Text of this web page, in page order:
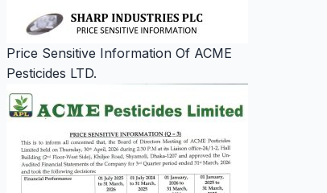
Price Sensitive Information Of ACME
Pesticides LTD.